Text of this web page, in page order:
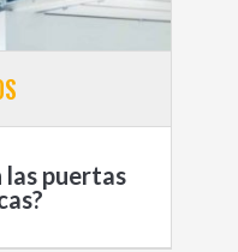
las puertas